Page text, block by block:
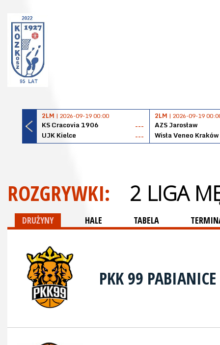
2LM | 2026-09-19 00:00
KS Cracovia 1906
---
UJK Kielce
---
2LM | 2026-09-19
AZS Jarosław
Wisła Veneo Kraków
ROZGRYWKI: 2 LIGA
DRUŻYNY HALE TABELA
PKK 99 PABIANICE